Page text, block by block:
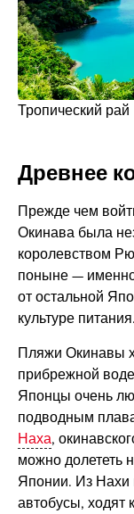
Тропический рай
Древнее
Прежде чем
Окинава была
королевством
поныне — именно
от остальной
культуре питания.
Пляжи Окинавы
прибрежной
Японцы очень
подводным
Наха,
можно долететь
Японии. Из Нахи
автобусы, ходят